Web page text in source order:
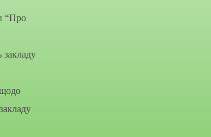
“Про
закладу